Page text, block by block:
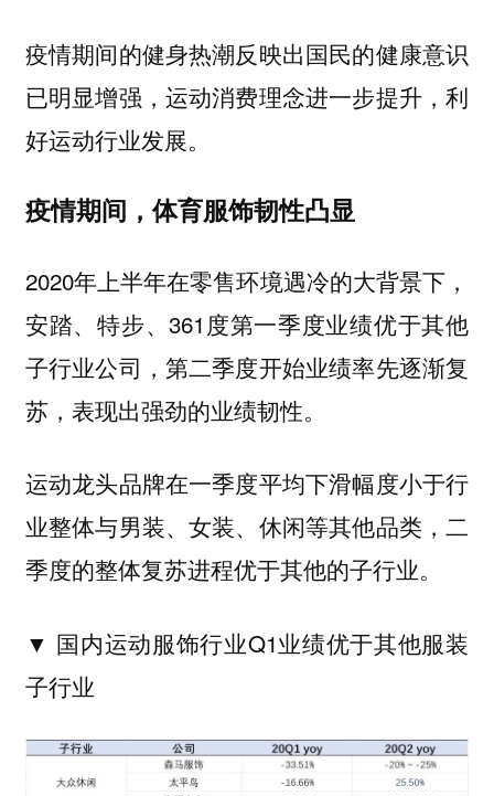
疫情期间的健身热潮反映出国民的健康意识
已明显增强，运动消费理念进一步提升，利
好运动行业发展。
疫情期间，体育服饰韧性凸显
2020年上半年在零售环境遇冷的大背景下，
安踏、特步、361度第一季度业绩优于其他
子行业公司，第二季度开始业绩率先逐渐复
苏，表现出强劲的业绩韧性。
运动龙头品牌在一季度平均下滑幅度小于行
业整体与男装、女装、休闲等其他品类，二
季度的整体复苏进程优于其他的子行业。
▼ 国内运动服饰行业Q1业绩优于其他服装
子行业